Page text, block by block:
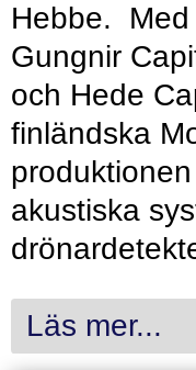
Hebbe. Med
Gungnir
och Hede
finländska
akustiska
Läs mer...